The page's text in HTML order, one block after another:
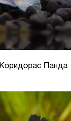
Коридорас Панда